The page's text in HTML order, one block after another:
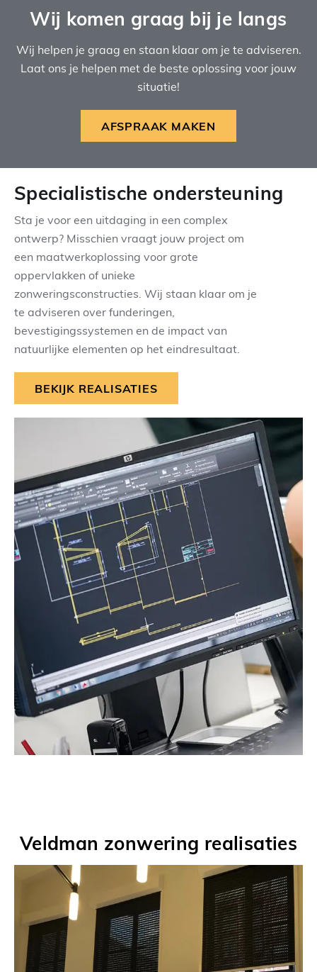
Wij komen graag bij je langs
Wij helpen je graag en staan klaar om je te adviseren.
Laat ons je helpen met de beste oplossing voor jouw
situatie!
AFSPRAAK MAKEN
Specialistische ondersteuning
Sta je voor een uitdaging in een complex
ontwerp? Misschien vraagt jouw project om
een maatwerkoplossing voor grote
oppervlakken of unieke
zonweringsconstructies. Wij staan klaar om je
te adviseren over funderingen,
bevestigingssystemen en de impact van
natuurlijke elementen op het eindresultaat.
BEKIJK REALISATIES
Veldman zonwering realisaties